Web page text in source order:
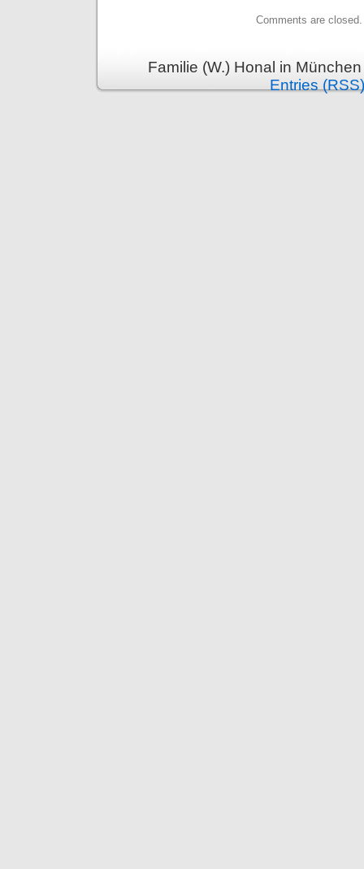
Comments are closed.
Familie (W.) Honal in
Entries (RSS)